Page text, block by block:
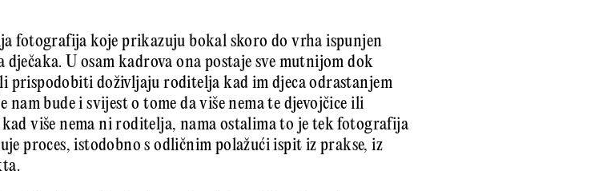
fotografija koje prikazuju bokal skoro do vrha ispunjen
U osam kadrova ona postaje sve mutnijom dok
prispodobiti doživljaju roditelja kad im djeca odrastanjem
bude i svijest o tome da više nema te djevojčice ili
više nema ni roditelja, nama ostalima to je tek fotografija
proces, istodobno s odličnim polažući ispit iz prakse, iz